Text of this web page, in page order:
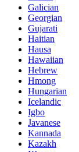
Galician
Georgian
Gujarati
Haitian
Hausa
Hawaiian
Hebrew
Hmong
Hungarian
Icelandic
Igbo
Javanese
Kannada
Kazakh